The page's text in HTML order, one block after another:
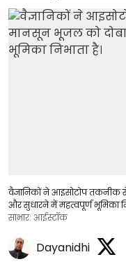
वैज्ञानिकों ने आइसोटोप तकनीक
और सुधारने में महत्वपूर्ण भूमिका
साभार: आईस्टॉक
Dayanidhi